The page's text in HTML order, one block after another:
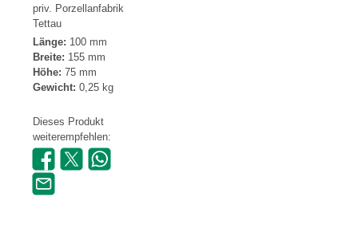
priv. Porzellanfabrik
Tettau
Länge: 100 mm
Breite: 155 mm
Höhe: 75 mm
Gewicht: 0,25 kg
Dieses Produkt
weiterempfehlen: